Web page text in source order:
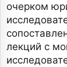
очерком
лекций с